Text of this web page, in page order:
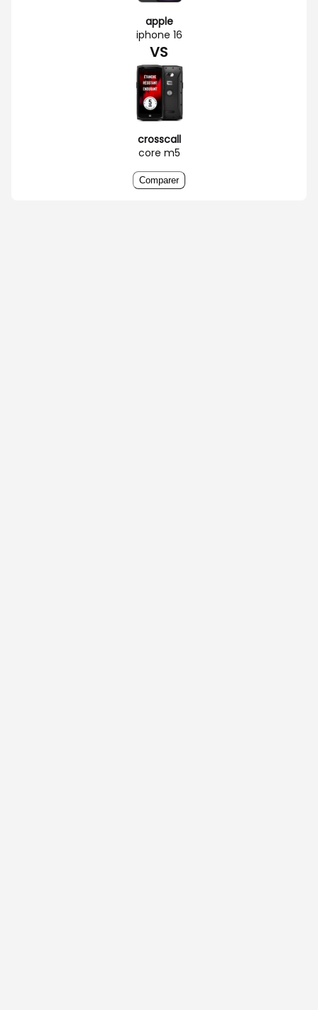
apple
iphone 16
VS
crosscall
core m5
Comparer